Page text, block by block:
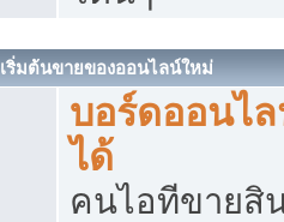
เริ่มต้นขายของออนไลน์ใหม่
บอร์ดออนไ
ได้
คนไอทีขายสิ